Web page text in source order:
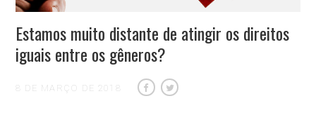
Estamos muito distante de atingir os direitos
iguais entre os gêneros?
8 DE MARÇO DE 2018